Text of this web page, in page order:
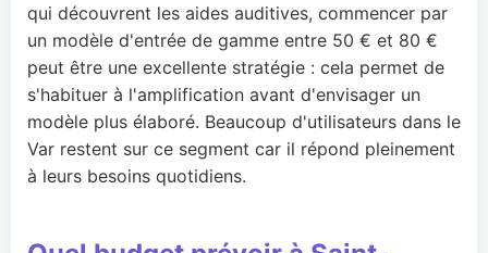
qui découvrent les aides auditives, commencer par
un modèle d'entrée de gamme entre 50 € et 80 €
peut être une excellente stratégie : cela permet de
s'habituer à l'amplification avant d'envisager un
modèle plus élaboré. Beaucoup d'utilisateurs dans le
Var restent sur ce segment car il répond pleinement
à leurs besoins quotidiens.